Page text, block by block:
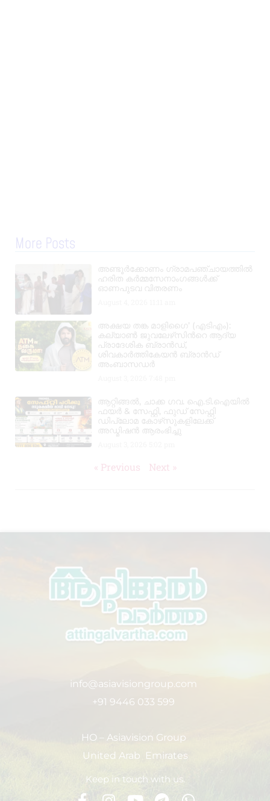
More Posts
അണ്ടൂർക്കോണം ഗ്രാമപഞ്ചായത്തിൽ
ഹരിത കർമ്മസേനാംഗങ്ങൾക്ക്
ഓണപുടവ വിതരണം
അക്ഷയ തങ്ക മാളിഗൈ’ (എടിഎം):
കല്യാണ്‍ ജുവലേഴ്‌സിന്‍റെ ആദ്യ
പ്രാദേശിക ബ്രാന്‍ഡ്,
ശിവകാര്‍ത്തികേയന്‍ ബ്രാന്‍ഡ്
അംബാസഡര്‍
ആറ്റിങ്ങൽ, ചാക്ക ഗവ. ഐ.ടി.ഐയിൽ
ഫയർ & സേഫ്റ്റി, ഫുഡ് സേഫ്റ്റി
ഡിപ്ലോമ കോഴ്‌സുകളിലേക്ക്
അഡ്മിഷൻ ആരംഭിച്ചു
« Previous Next »
info@asiavisiongroup.com
+91 9446 033 599
HO – Asiavision Group
United Arab Emirates
Keep in touch with us.